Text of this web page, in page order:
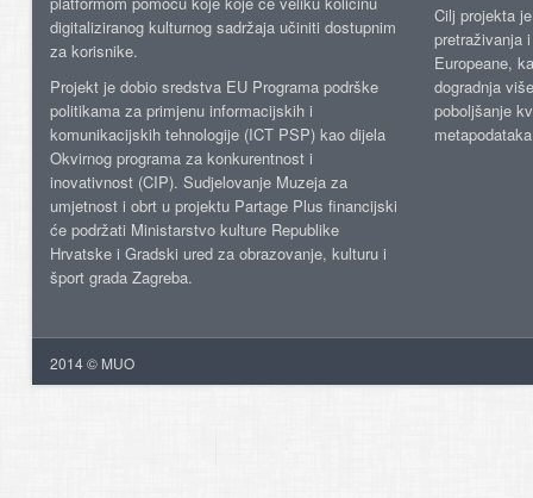
digitaliziranog kulturnog sadržaja učiniti dostupnim
za korisnike.
Projekt je dobio sredstva EU Programa podrške
politikama za primjenu informacijskih i
komunikacijskih tehnologije (ICT PSP) kao dijela
Okvirnog programa za konkurentnost i
inovativnost (CIP). Sudjelovanje Muzeja za
umjetnost i obrt u projektu Partage Plus financijski
će podržati Ministarstvo kulture Republike
Hrvatske i Gradski ured za obrazovanje, kulturu i
šport grada Zagreba.
Cilj projekta
pretraživanja
Europeane,
dogradnja
poboljšanje
2014 © MUO